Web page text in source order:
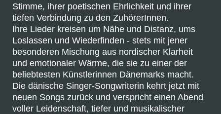
Stimme, ihrer poetischen Ehrlichkeit und ihrer
tiefen Verbindung zu den ZuhörerInnen.
Ihre Lieder kreisen um Nähe und Distanz, ums
Loslassen und Wiederfinden - stets mit jener
besonderen Mischung aus nordischer Klarheit
und emotionaler Wärme, die sie zu einer der
beliebtesten Künstlerinnen Dänemarks macht.
Die dänische Singer-Songwriterin kehrt jetzt mit
neuen Songs zurück und verspricht einen Abend
voller Leidenschaft, tiefer und musikalischer